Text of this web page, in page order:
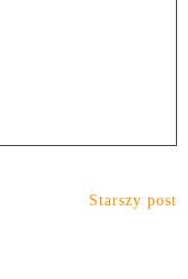
Starszy post